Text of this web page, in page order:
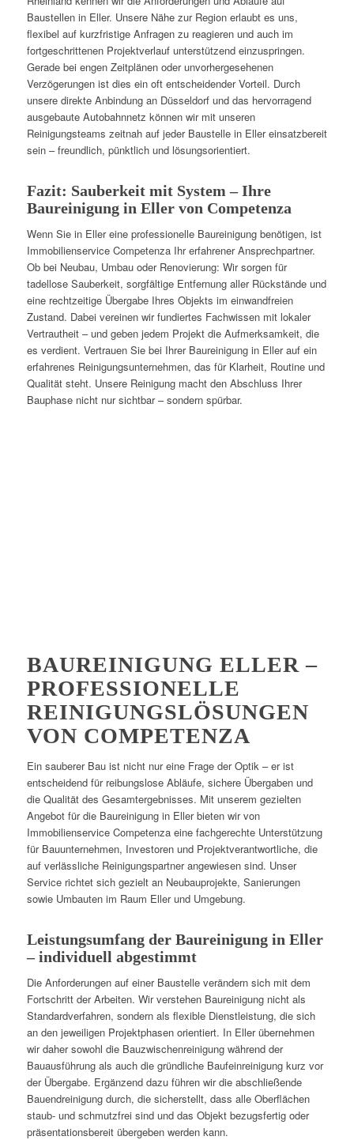
Baustellen in Eller. Unsere Nähe zur Region erlaubt es uns,
flexibel auf kurzfristige Anfragen zu reagieren und auch im
fortgeschrittenen Projektverlauf unterstützend einzuspringen.
Gerade bei engen Zeitplänen oder unvorhergesehenen
Verzögerungen ist dies ein oft entscheidender Vorteil. Durch
unsere direkte Anbindung an Düsseldorf und das hervorragend
ausgebaute Autobahnnetz können wir mit unseren
Reinigungsteams zeitnah auf jeder Baustelle in Eller einsatzbereit
sein – freundlich, pünktlich und lösungsorientiert.
Fazit: Sauberkeit mit System – Ihre
Baureinigung in Eller von Competenza
Wenn Sie in Eller eine professionelle Baureinigung benötigen, ist
Immobilienservice Competenza Ihr erfahrener Ansprechpartner.
Ob bei Neubau, Umbau oder Renovierung: Wir sorgen für
tadellose Sauberkeit, sorgfältige Entfernung aller Rückstände und
eine rechtzeitige Übergabe Ihres Objekts im einwandfreien
Zustand. Dabei vereinen wir fundiertes Fachwissen mit lokaler
Vertrautheit – und geben jedem Projekt die Aufmerksamkeit, die
es verdient. Vertrauen Sie bei Ihrer Baureinigung in Eller auf ein
erfahrenes Reinigungsunternehmen, das für Klarheit, Routine und
Qualität steht. Unsere Reinigung macht den Abschluss Ihrer
Bauphase nicht nur sichtbar – sondern spürbar.
BAUREINIGUNG ELLER –
PROFESSIONELLE
REINIGUNGSLÖSUNGEN
VON COMPETENZA
Ein sauberer Bau ist nicht nur eine Frage der Optik – er ist
entscheidend für reibungslose Abläufe, sichere Übergaben und
die Qualität des Gesamtergebnisses. Mit unserem gezielten
Angebot für die Baureinigung in Eller bieten wir von
Immobilienservice Competenza eine fachgerechte Unterstützung
für Bauunternehmen, Investoren und Projektverantwortliche, die
auf verlässliche Reinigungspartner angewiesen sind. Unser
Service richtet sich gezielt an Neubauprojekte, Sanierungen
sowie Umbauten im Raum Eller und Umgebung.
Leistungsumfang der Baureinigung in Eller
– individuell abgestimmt
Die Anforderungen auf einer Baustelle verändern sich mit dem
Fortschritt der Arbeiten. Wir verstehen Baureinigung nicht als
Standardverfahren, sondern als flexible Dienstleistung, die sich
an den jeweiligen Projektphasen orientiert. In Eller übernehmen
wir daher sowohl die Bauzwischenreinigung während der
Bauausführung als auch die gründliche Baufeinreinigung kurz vor
der Übergabe. Ergänzend dazu führen wir die abschließende
Bauendreinigung durch, die sicherstellt, dass alle Oberflächen
staub- und schmutzfrei sind und das Objekt bezugsfertig oder
präsentationsbereit übergeben werden kann.